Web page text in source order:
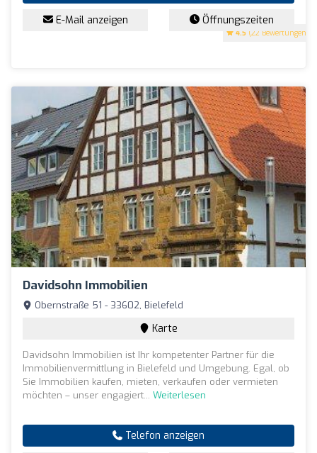
4.5 (22 Bewertungen)
E-Mail anzeigen Öffnungszeiten
Davidsohn Immobilien
Obernstraße 51 - 33602, Bielefeld
Karte
Davidsohn Immobilien ist Ihr kompetenter Partner für die
Immobilienvermittlung in Bielefeld und Umgebung. Egal, ob
Sie Immobilien kaufen, mieten, verkaufen oder vermieten
möchten – unser engagiert... Weiterlesen
Telefon anzeigen